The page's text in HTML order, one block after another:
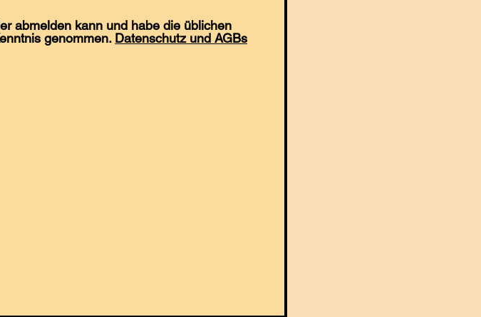
abmelden kann und habe die üblichen
genommen. Datenschutz und AGBs